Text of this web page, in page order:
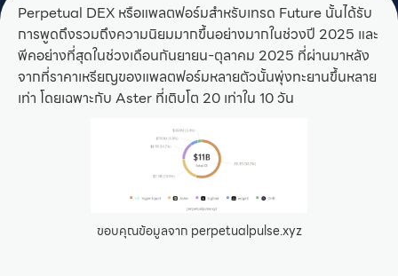
Perpetual DEX หรือแพลตฟอร์มสำหรับเทรด Future นั้นได้รับ
การพูดถึงรวมถึงความนิยมมากขึ้นอย่างมากในช่วงปี 2025 และ
พีคอย่างที่สุดในช่วงเดือนกันยายน-ตุลาคม 2025 ที่ผ่านมาหลัง
จากที่ราคาเหรียญของแพลตฟอร์มหลายตัวนั้นพุ่งทะยานขึ้นหลาย
เท่า โดยเฉพาะกับ Aster ที่เติบโต 20 เท่าใน 10 วัน
ขอบคุณข้อมูลจาก perpetualpulse.xyz